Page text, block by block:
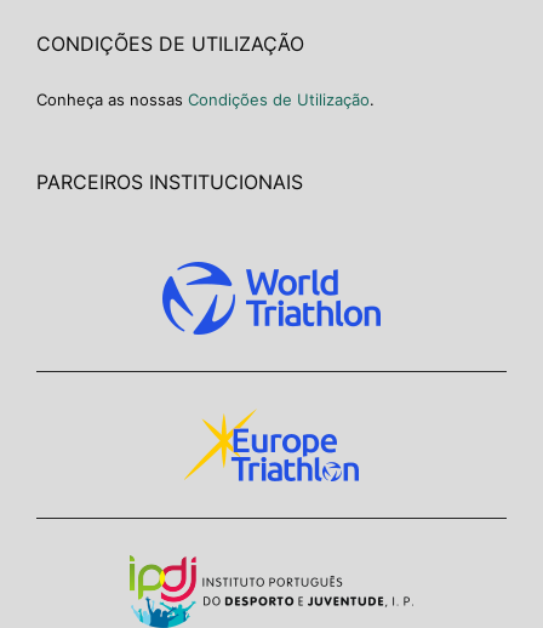
CONDIÇÕES DE UTILIZAÇÃO
Conheça as nossas Condições de Utilização.
PARCEIROS INSTITUCIONAIS